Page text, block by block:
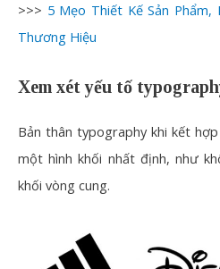
>>> 5 Mẹo Thiết Kế Sản
Thương Hiệu
Xem xét yếu tố
Bản thân typography khi kết
một hình khối nhất định, như
khối vòng cung.